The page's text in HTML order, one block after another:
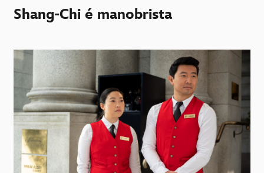
Shang-Chi é manobrista